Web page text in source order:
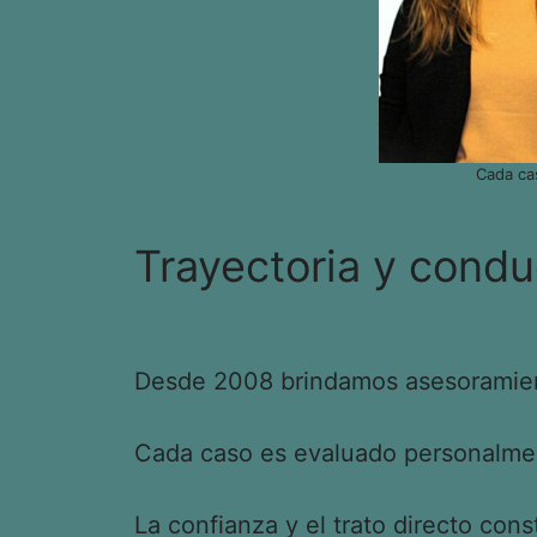
Cada
Trayectoria y
Desde 2008 brindamos
Cada caso es evaluado
La confianza y el trato directo